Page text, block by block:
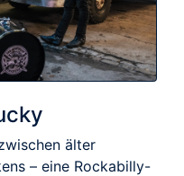
älter
– eine Rockabilly-